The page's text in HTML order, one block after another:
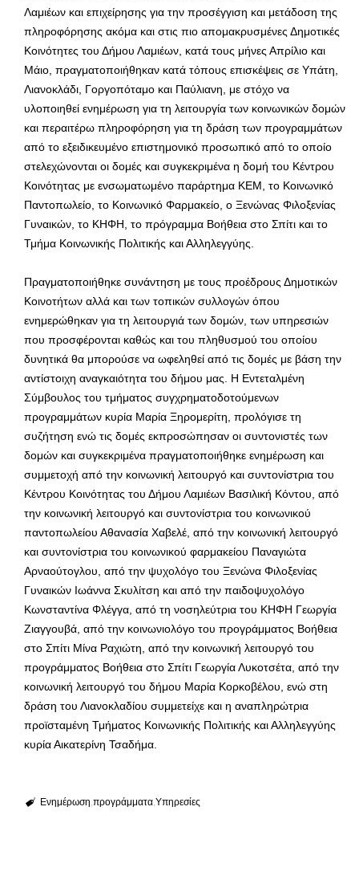
Λαμιέων και επιχείρησης για την προσέγγιση και μετάδοση της
πληροφόρησης ακόμα και στις πιο απομακρυσμένες Δημοτικές
Κοινότητες του Δήμου Λαμιέων, κατά τους μήνες Απρίλιο και
Μάιο, πραγματοποιήθηκαν κατά τόπους επισκέψεις σε Υπάτη,
Λιανοκλάδι, Γοργοπόταμο και Παύλιανη, με στόχο να
υλοποιηθεί ενημέρωση για τη λειτουργία των κοινωνικών δομών
και περαιτέρω πληροφόρηση για τη δράση των προγραμμάτων
από το εξειδικευμένο επιστημονικό προσωπικό από το οποίο
στελεχώνονται οι δομές και συγκεκριμένα η δομή του Κέντρου
Κοινότητας με ενσωματωμένο παράρτημα ΚΕΜ, το Κοινωνικό
Παντοπωλείο, το Κοινωνικό Φαρμακείο, ο Ξενώνας Φιλοξενίας
Γυναικών, το ΚΗΦΗ, το πρόγραμμα Βοήθεια στο Σπίτι και το
Τμήμα Κοινωνικής Πολιτικής και Αλληλεγγύης.
Πραγματοποιήθηκε συνάντηση με τους προέδρους Δημοτικών
Κοινοτήτων αλλά και των τοπικών συλλογών όπου
ενημερώθηκαν για τη λειτουργιά των δομών, των υπηρεσιών
που προσφέρονται καθώς και του πληθυσμού του οποίου
δυνητικά θα μπορούσε να ωφεληθεί από τις δομές με βάση την
αντίστοιχη αναγκαιότητα του δήμου μας. Η Εντεταλμένη
Σύμβουλος του τμήματος συγχρηματοδοτούμενων
προγραμμάτων κυρία Μαρία Ξηρομερίτη, προλόγισε τη
συζήτηση ενώ τις δομές εκπροσώπησαν οι συντονιστές των
δομών και συγκεκριμένα πραγματοποιήθηκε ενημέρωση και
συμμετοχή από την κοινωνική λειτουργό και συντονίστρια του
Κέντρου Κοινότητας του Δήμου Λαμιέων Βασιλική Κόντου, από
την κοινωνική λειτουργό και συντονίστρια του κοινωνικού
παντοπωλείου Αθανασία Χαβελέ, από την κοινωνική λειτουργό
και συντονίστρια του κοινωνικού φαρμακείου Παναγιώτα
Αρναούτογλου, από την ψυχολόγο του Ξενώνα Φιλοξενίας
Γυναικών Ιωάννα Σκυλίτση και από την παιδοψυχολόγο
Κωνσταντίνα Φλέγγα, από τη νοσηλεύτρια του ΚΗΦΗ Γεωργία
Ζιαγγουβά, από την κοινωνιολόγο του προγράμματος Βοήθεια
στο Σπίτι Μίνα Ραχιώτη, από την κοινωνική λειτουργό του
προγράμματος Βοήθεια στο Σπίτι Γεωργία Λυκοτσέτα, από την
κοινωνική λειτουργό του δήμου Μαρία Κορκοβέλου, ενώ στη
δράση του Λιανοκλαδίου συμμετείχε και η αναπληρώτρια
προϊσταμένη Τμήματος Κοινωνικής Πολιτικής και Αλληλεγγύης
κυρία Αικατερίνη Τσαδήμα.
Ενημέρωση προγράμματα Υπηρεσίες